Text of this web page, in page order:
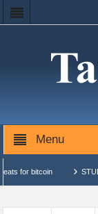
Menu
STUDY: What Bitcoin